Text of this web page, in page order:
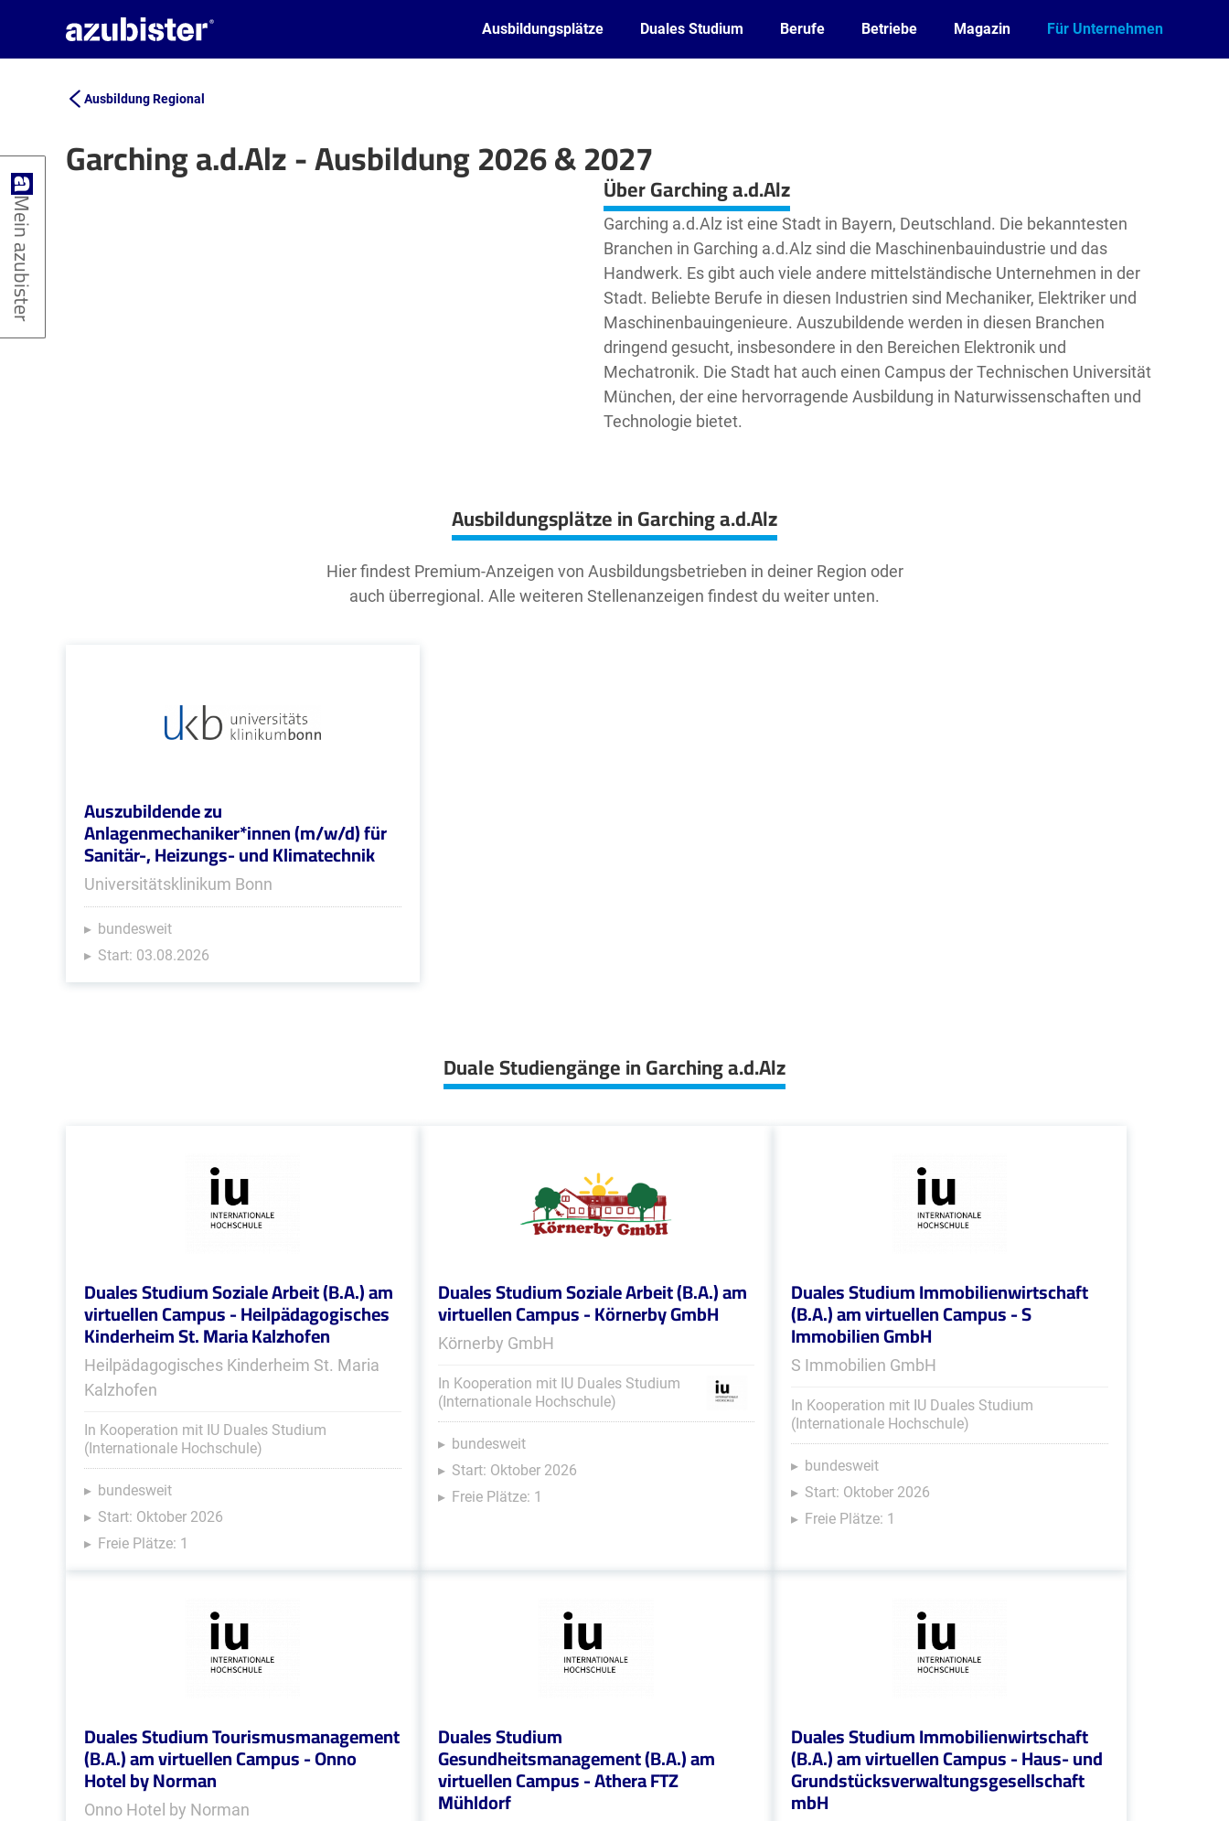
Ausbildungsplätze Duales Studium Berufe Betriebe Magazin Für Unternehmen
Ausbildung Regional
Garching a.d.Alz - Ausbildung 2026 & 2027
Leaflet| ©OpenStreetMap2contributors Über Garching a.d.Alz
Garching a.d.Alz ist eine Stadt in Bayern, Deutschland. Die bekanntesten
Branchen in Garching a.d.Alz sind die Maschinenbauindustrie und das
Handwerk. Es gibt auch viele andere mittelständische Unternehmen in der
Stadt. Beliebte Berufe in diesen Industrien sind Mechaniker, Elektriker und
Maschinenbauingenieure. Auszubildende werden in diesen Branchen
dringend gesucht, insbesondere in den Bereichen Elektronik und
Mechatronik. Die Stadt hat auch einen Campus der Technischen Universität
München, der eine hervorragende Ausbildung in Naturwissenschaften und
Technologie bietet.
Ausbildungsplätze in Garching a.d.Alz
Hier findest Premium-Anzeigen von Ausbildungsbetrieben in deiner Region oder
auch überregional. Alle weiteren Stellenanzeigen findest du weiter unten.
Auszubildende zu
Anlagenmechaniker*innen (m/w/d) für
Sanitär-, Heizungs- und Klimatechnik
Universitätsklinikum Bonn
bundesweit
Start: 03.08.2026
Duale Studiengänge in Garching a.d.Alz
Duales Studium Soziale Arbeit (B.A.) am
virtuellen Campus - Heilpädagogisches
Kinderheim St. Maria Kalzhofen
Heilpädagogisches Kinderheim St. Maria
Kalzhofen
In Kooperation mit IU Duales Studium
(Internationale Hochschule)
bundesweit
Start: Oktober 2026
Freie Plätze: 1
Duales Studium Soziale Arbeit (B.A.) am
virtuellen Campus - Körnerby GmbH
Körnerby GmbH
In Kooperation mit IU Duales Studium
(Internationale Hochschule)
bundesweit
Start: Oktober 2026
Freie Plätze: 1
Duales Studium Immobilienwirtschaft
(B.A.) am virtuellen Campus - S
Immobilien GmbH
S Immobilien GmbH
In Kooperation mit IU Duales Studium
(Internationale Hochschule)
bundesweit
Start: Oktober 2026
Freie Plätze: 1
Duales Studium Tourismusmanagement
(B.A.) am virtuellen Campus - Onno
Hotel by Norman
Onno Hotel by Norman
Duales Studium
Gesundheitsmanagement (B.A.) am
virtuellen Campus - Athera FTZ
Mühldorf
Duales Studium Immobilienwirtschaft
(B.A.) am virtuellen Campus - Haus- und
Grundstücksverwaltungsgesellschaft
mbH
Mein azubister